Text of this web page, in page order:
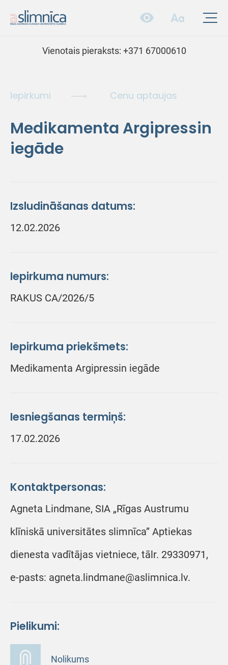
Vienotais pieraksts: +371 67000610
Iepirkumi Cenu aptaujas
Medikamenta Argipressin
iegāde
Izsludināšanas datums:
12.02.2026
Iepirkuma numurs:
RAKUS CA/2026/5
Iepirkuma priekšmets:
Medikamenta Argipressin iegāde
Iesniegšanas termiņš:
17.02.2026
Kontaktpersonas:
Agneta Lindmane, SIA „Rīgas Austrumu
klīniskā universitātes slimnīca” Aptiekas
dienesta vadītājas vietniece, tālr. 29330971,
e-pasts: agneta.lindmane@aslimnica.lv.
Pielikumi:
Nolikums